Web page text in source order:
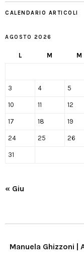
CALENDARIO ARTICOLI
AGOSTO 2026
L M M
3 4 5
10 11 12
17 18 19
24 25 26
31
« Giu
Manuela Ghizzoni